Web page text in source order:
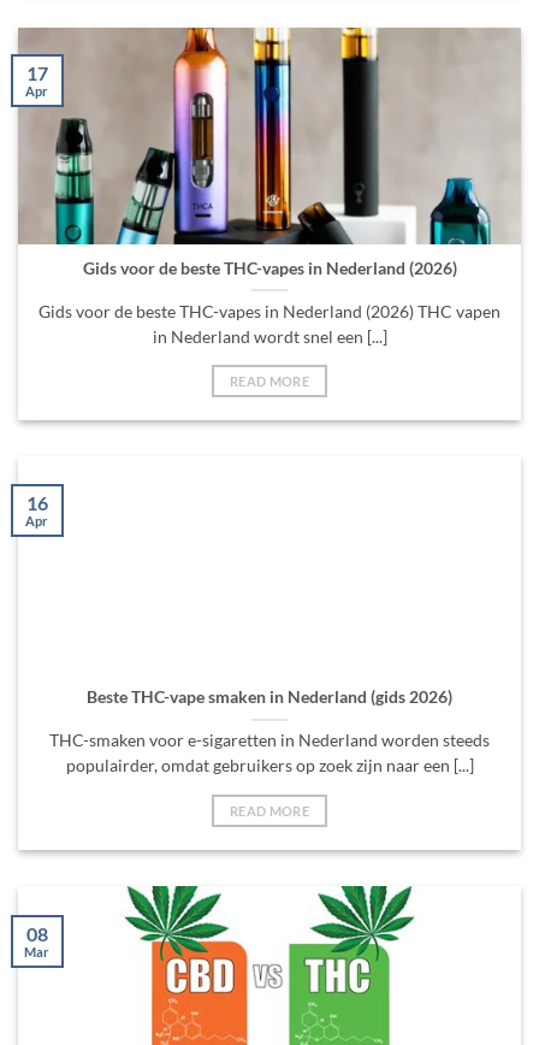
Gids voor de beste THC-vapes in Nederland (2026)
Gids voor de beste THC-vapes in Nederland (2026) THC vapen
in Nederland wordt snel een [...]
READ MORE
17
Apr
Beste THC-vape smaken in Nederland (gids 2026)
THC-smaken voor e-sigaretten in Nederland worden steeds
populairder, omdat gebruikers op zoek zijn naar een [...]
READ MORE
16
Apr
08
Mar